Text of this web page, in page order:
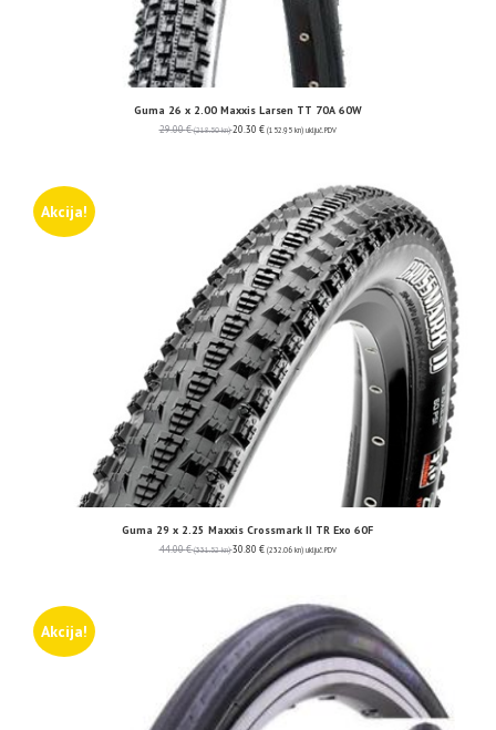
Guma 26 x 2.00 Maxxis Larsen TT 70A 60W
29.00€ (218.50 kn) 20.30 € (152.95 kn) uključ. PDV
Akcija!
Guma 29 x 2.25 Maxxis Crossmark II TR Exo 60F
44.00€ (331.52 kn) 30.80 € (232.06 kn) uključ. PDV
Akcija!